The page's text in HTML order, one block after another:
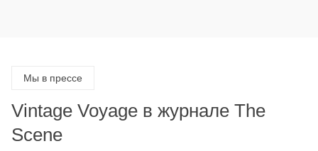
Мы в прессе
Vintage Voyage в журнале The
Scene